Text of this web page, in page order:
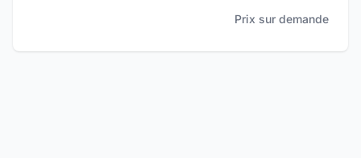
Prix sur demande